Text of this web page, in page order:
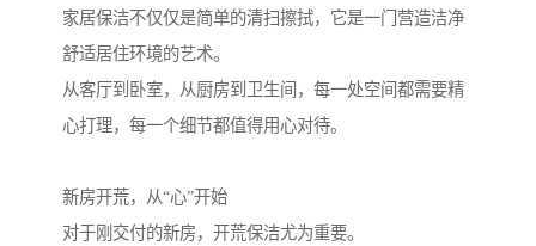
家居保洁不仅仅是简单的清扫擦拭，它是一门营造洁净
舒适居住环境的艺术。
从客厅到卧室，从厨房到卫生间，每一处空间都需要精
心打理，每一个细节都值得用心对待。
新房开荒，从“心”开始
对于刚交付的新房，开荒保洁尤为重要。